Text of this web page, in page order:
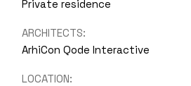
Private residence
ARCHITECTS:
ArhiCon Qode Interactive
LOCATION: